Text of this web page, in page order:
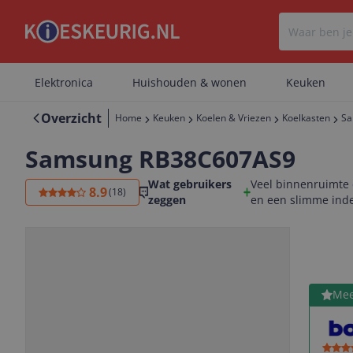
Elektronica Huishouden & wonen Keuken
Overzicht Home Keuken Koelen & Vriezen Koelkasten
Samsung RB38C607AS9
8.9(18)
Wat gebruikers
zeggen
Veel binnenruimte
en een slimme
Bekijk